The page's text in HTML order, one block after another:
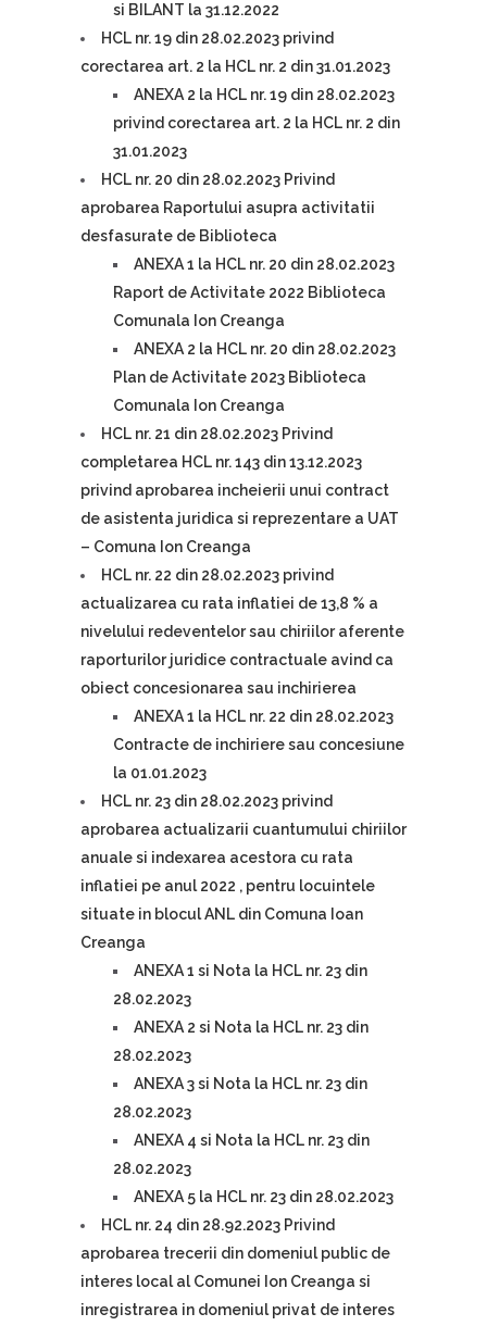
si BILANT la 31.12.2022
HCL nr. 19 din 28.02.2023 privind
corectarea art. 2 la HCL nr. 2 din 31.01.2023
ANEXA 2 la HCL nr. 19 din 28.02.2023
privind corectarea art. 2 la HCL nr. 2 din
31.01.2023
HCL nr. 20 din 28.02.2023 Privind
aprobarea Raportului asupra activitatii
desfasurate de Biblioteca
ANEXA 1 la HCL nr. 20 din 28.02.2023
Raport de Activitate 2022 Biblioteca
Comunala Ion Creanga
ANEXA 2 la HCL nr. 20 din 28.02.2023
Plan de Activitate 2023 Biblioteca
Comunala Ion Creanga
HCL nr. 21 din 28.02.2023 Privind
completarea HCL nr. 143 din 13.12.2023
privind aprobarea incheierii unui contract
de asistenta juridica si reprezentare a UAT
– Comuna Ion Creanga
HCL nr. 22 din 28.02.2023 privind
actualizarea cu rata inflatiei de 13,8 % a
nivelului redeventelor sau chiriilor aferente
raporturilor juridice contractuale avind ca
obiect concesionarea sau inchirierea
ANEXA 1 la HCL nr. 22 din 28.02.2023
Contracte de inchiriere sau concesiune
la 01.01.2023
HCL nr. 23 din 28.02.2023 privind
aprobarea actualizarii cuantumului chiriilor
anuale si indexarea acestora cu rata
inflatiei pe anul 2022 , pentru locuintele
situate in blocul ANL din Comuna Ioan
Creanga
ANEXA 1 si Nota la HCL nr. 23 din
28.02.2023
ANEXA 2 si Nota la HCL nr. 23 din
28.02.2023
ANEXA 3 si Nota la HCL nr. 23 din
28.02.2023
ANEXA 4 si Nota la HCL nr. 23 din
28.02.2023
ANEXA 5 la HCL nr. 23 din 28.02.2023
HCL nr. 24 din 28.92.2023 Privind
aprobarea trecerii din domeniul public de
interes local al Comunei Ion Creanga si
inregistrarea in domeniul privat de interes